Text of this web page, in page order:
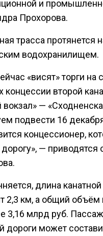
и
Прохорова.
трасса протянется
водохранилищем.
«висят» торги на
концессии второй
вокзал» —
подвести 16
концессионер,
дорогу», — приводятся
длина
2,3 км, а общий
3,16 млрд руб.
дороги может